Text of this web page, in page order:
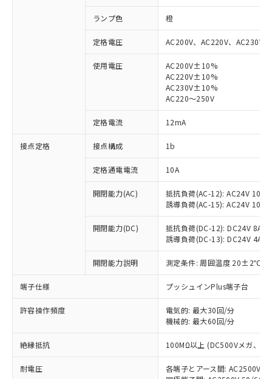
ランプ色 橙
定格電圧 AC200V、AC220V、AC230V
使用電圧
AC200V±10%
AC220V±10%
AC230V±10%
AC220～250V
定格電流 12mA
接点定格 接点構成 1b
定格通電電流 10A
開閉能力(AC)
抵抗負荷(AC-12): AC24V 10A/
誘導負荷(AC-15): AC24V
開閉能力(DC)
抵抗負荷(DC-12): DC24V 8A/
誘導負荷(DC-13): DC24V 4A/
開閉能力説明 測定条件: 周囲温度 20±2℃、
端子仕様 プッシュインPlus端子台
許容操作頻度
電気的: 最大30回/分
機械的: 最大60回/分
絶縁抵抗 100MΩ以上 (DC500Vメガ、点
耐電圧
各端子とアース間: AC2500V
ご利用条件
以下の条件をお読みいただき、同意のうえ
本サービスは、当社制御機器事業取扱
商品の当社在庫状況および標準価格
(税抜)を提供させていただくもので
当社制御機器事業取扱商品の中には、
本サービスの対象外となる商品もある
ことをご了承ください。
在庫状況および標準価格照会結果は、
記載している更新日時点での社内デー
タに基づき作成されるものであり、閲
準価格とは異なる場合があることをご
対応済み：EU RoHS指令（10物質）の
非含有に対応した製品が提供可能な商品で
対応予定：EU RoHS指令（10物質）の非含
有に対応した製品に切り替える予定のある
対応予定なし：EU RoHS指令（10物質）の
非含有に非対応の商品で、対応品を出す予
調査・確認中：EU RoHS指令（10物質）の
非含有の対応状況を調査中または確認中の
非該当品：ライセンス料など無形物で、有
害物質有無と関係のない商品です。
仕入先様の事情により、非含有部品として
いたものが、含有品と判明した場合などや
むを得ず変更することがあります。
*EU RoHS指令（10物質）：
鉛(Pb) 1000ppm以下、 水銀(Hg) 1000ppm以下、 カド
六価クロム(Cr(Ⅵ)) 1000ppm以下、ポリ臭化ビフェニル
「○」：最大均質材料含有率が中国RoHSの
基準値以下であることを示します。
「×」：最大均質材料含有率が中国RoHSの
基準値を超えていることを示します。
「－」：未確認です。当社販売部門へお問
当社は、これら貴社製品のうち、外国
為替および外国貿易法に定める商品
（以下｢規制貨物等」という）を輸出
または国外への提供する場合は、日本
国政府の輸出許可(または役務取引許
可)を取得するなどの必要な手続きを